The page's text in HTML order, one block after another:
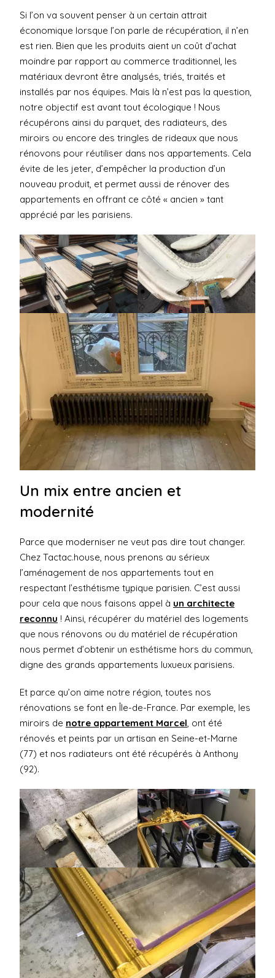
Si l’on va souvent penser à un certain attrait
économique lorsque l’on parle de récupération, il n’en
est rien. Bien que les produits aient un coût d’achat
moindre par rapport au commerce traditionnel, les
matériaux devront être analysés, triés, traités et
installés par nos équipes. Mais là n’est pas la question,
notre objectif est avant tout écologique ! Nous
récupérons ainsi du parquet, des radiateurs, des
miroirs ou encore des tringles de rideaux que nous
rénovons pour réutiliser dans nos appartements. Cela
évite de les jeter, d’empêcher la production d’un
nouveau produit, et permet aussi de rénover des
appartements en offrant ce côté « ancien » tant
apprécié par les parisiens.
Un mix entre ancien et
modernité
Parce que moderniser ne veut pas dire tout changer.
Chez Tactac.house, nous prenons au sérieux
l’aménagement de nos appartements tout en
respectant l’esthétisme typique parisien. C’est aussi
pour cela que nous faisons appel à un architecte
reconnu ! Ainsi, récupérer du matériel des logements
que nous rénovons ou du matériel de récupération
nous permet d’obtenir un esthétisme hors du commun,
digne des grands appartements luxueux parisiens.
Et parce qu’on aime notre région, toutes nos
rénovations se font en Île-de-France. Par exemple, les
miroirs de notre appartement Marcel, ont été
rénovés et peints par un artisan en Seine-et-Marne
(77) et nos radiateurs ont été récupérés à Anthony
(92).